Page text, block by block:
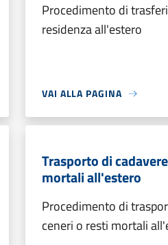
Procedimento di
residenza all'estero
VAI ALLA PAGINA
Trasporto di
mortali all'estero
Procedimento di
ceneri o resti mortali